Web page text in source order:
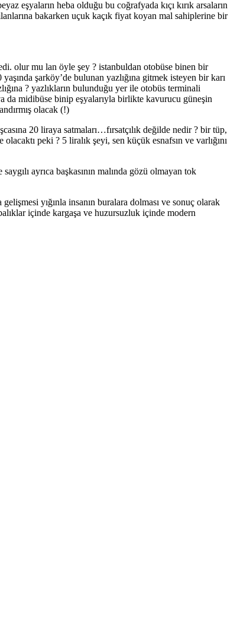
eşyaların heba olduğu bu coğrafyada kıçı kırık arsaların
bakarken uçuk kaçık fiyat koyan mal sahiplerine bir
olur mu lan öyle şey ? istanbuldan otobüse binen bir
şarköy’de bulunan yazlığına gitmek isteyen bir karı
? yazlıkların bulunduğu yer ile otobüs terminali
midibüse binip eşyalarıyla birlikte kavurucu güneşin
olacak (!)
20 liraya satmaları…fırsatçılık değilde nedir ? bir tüp,
peki ? 5 liralık şeyi, sen küçük esnafsın ve varlığını
ayrıca başkasının malında gözü olmayan tok
yığınla insanın buralara dolması ve sonuç olarak
içinde kargaşa ve huzursuzluk içinde modern